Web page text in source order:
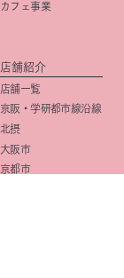
カフェ事業
店舗紹介
店舗一覧
京阪・学研都市線沿線
北摂
大阪市
京都市